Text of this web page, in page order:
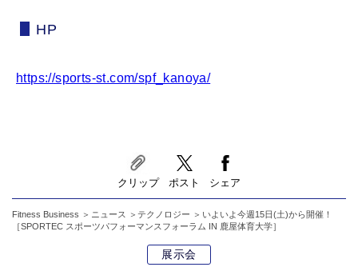
HP
https://sports-st.com/spf_kanoya/
クリップ ポスト シェア
Fitness Business ニュース テクノロジー
いよいよ今週15日(土)から開催！
［SPORTEC スポーツパフォーマンスフォーラム IN 鹿屋体育大学］
展示会